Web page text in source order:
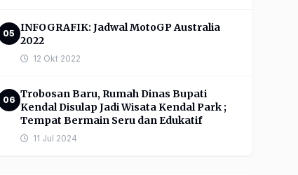
05 INFOGRAFIK: Jadwal MotoGP Australia
2022
12 Okt 2022
06 Trobosan Baru, Rumah Dinas Bupati
Kendal Disulap Jadi Wisata Kendal Park ;
Tempat Bermain Seru dan Edukatif
11 Jul 2024